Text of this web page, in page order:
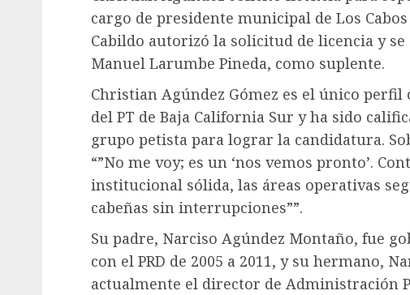
cargo de presidente municipal de Los
Cabildo autorizó la solicitud de licencia y
Manuel Larumbe Pineda, como suplente.
Christian Agúndez Gómez es el único
del PT de Baja California Sur y ha sido
grupo petista para lograr la candidatura.
“”No me voy; es un ‘nos vemos pronto’.
institucional sólida, las áreas operativas
cabeñas sin interrupciones””.
Su padre, Narciso Agúndez Montaño, fue
con el PRD de 2005 a 2011, y su hermano,
actualmente el director de Administración